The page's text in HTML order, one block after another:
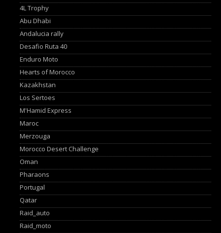
4L Trophy
Abu Dhabi
Andalucia rally
Desafio Ruta 40
Enduro Moto
Hearts of Morocco
Kazakhstan
Los Sertoes
M'Hamid Express
Maroc
Merzouga
Morocco Desert Challenge
Oman
Pharaons
Portugal
Qatar
Raid_auto
Raid_moto